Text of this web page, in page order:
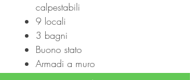
calpestabili
9 locali
3 bagni
Buono stato
Armadi a muro